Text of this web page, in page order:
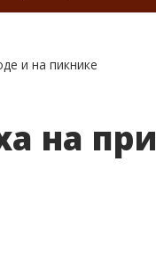
и на пикнике
на